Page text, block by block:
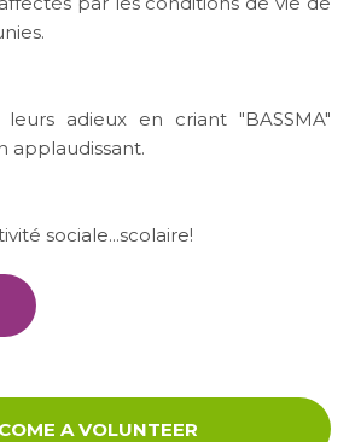
adieux en criant "BASSMA"
applaudissant.
sociale...scolaire!
A VOLUNTEER